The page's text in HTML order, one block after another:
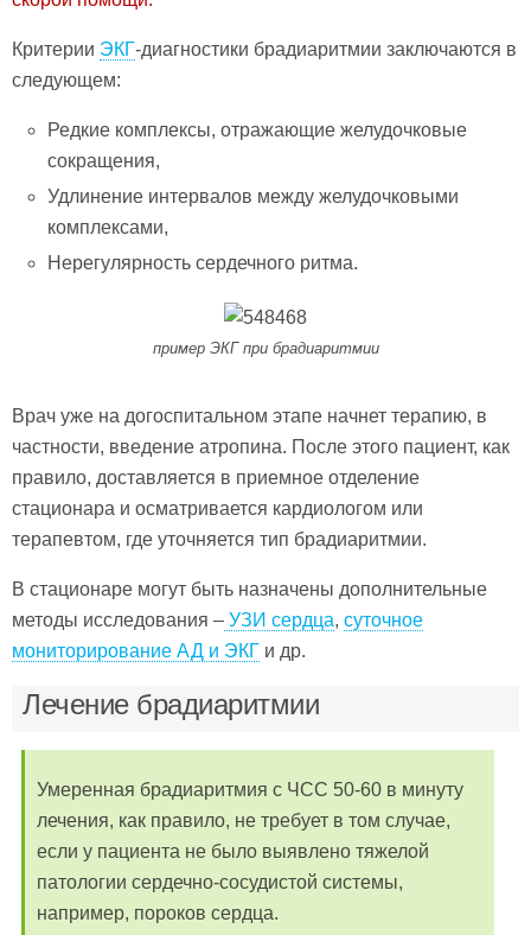
Критерии ЭКГ-диагностики брадиаритмии заключаются в
следующем:
Редкие комплексы, отражающие желудочковые
сокращения,
Удлинение интервалов между желудочковыми
комплексами,
Нерегулярность сердечного ритма.
пример ЭКГ при брадиаритмии
Врач уже на догоспитальном этапе начнет терапию, в
частности, введение атропина. После этого пациент, как
правило, доставляется в приемное отделение
стационара и осматривается кардиологом или
терапевтом, где уточняется тип брадиаритмии.
В стационаре могут быть назначены дополнительные
методы исследования – УЗИ сердца, суточное
мониторирование АД и ЭКГ и др.
Лечение брадиаритмии
Умеренная брадиаритмия с ЧСС 50-60 в минуту
лечения, как правило, не требует в том случае,
если у пациента не было выявлено тяжелой
патологии сердечно-сосудистой системы,
например, пороков сердца.